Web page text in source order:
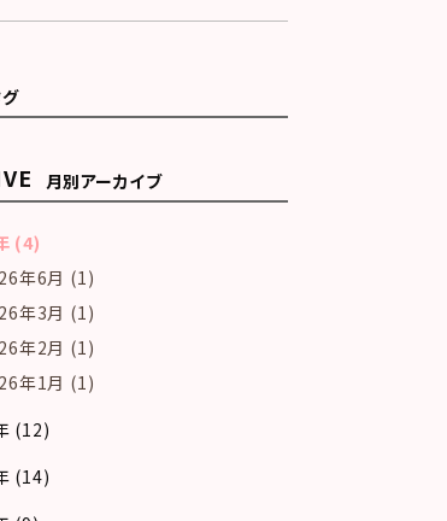
月別アーカイブ
(4)
年6月 (1)
年3月 (1)
年2月 (1)
年1月 (1)
(12)
(14)